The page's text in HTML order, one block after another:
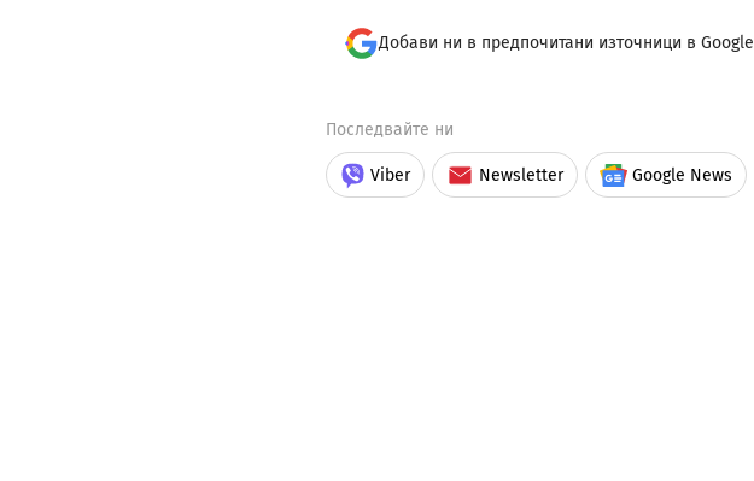
Добави ни в предпочитани източници в Google
Последвайте ни
Viber Newsletter Google News